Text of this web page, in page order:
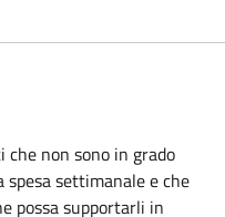
non sono in grado
settimanale e che
possa supportarli in